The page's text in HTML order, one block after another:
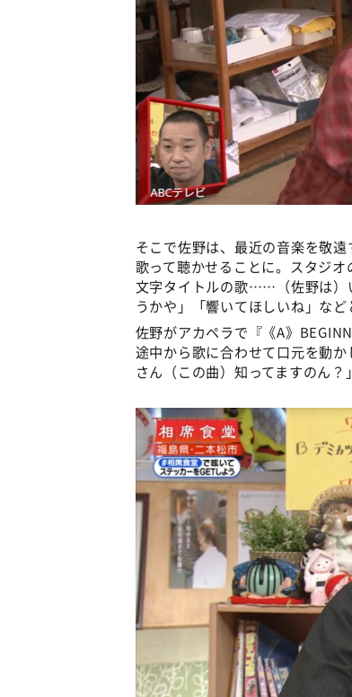
そこで佐野は、最近の音楽を敬
歌って聴かせることに。スタジ
文字タイトルの歌……（佐野は）
うかや」「響いてほしいね」な
佐野がアカペラで『《A》
途中から歌に合わせて口元を動
さん（この曲）知ってますのん？